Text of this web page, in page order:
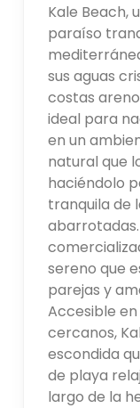
Kale Beach,
paraíso
sus aguas
costas
ideal para
en un
natural que
haciéndolo
tranquila de
sereno que
parejas y
Accesible
cercanos,
escondida
de playa
largo de la